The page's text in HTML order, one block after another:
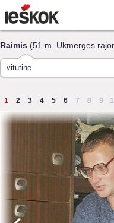
Raimis (51 m. Ukmergės
vitutine
1 2 3 4 5 6 7 8 9